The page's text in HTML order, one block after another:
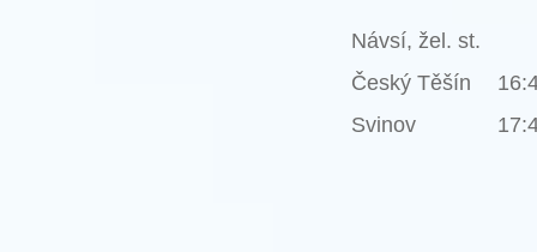
Návsí, žel. st.
Český Těšín
Svinov